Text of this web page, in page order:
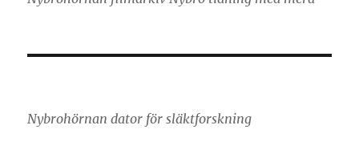
Nybrohörnan dator för släktforskning